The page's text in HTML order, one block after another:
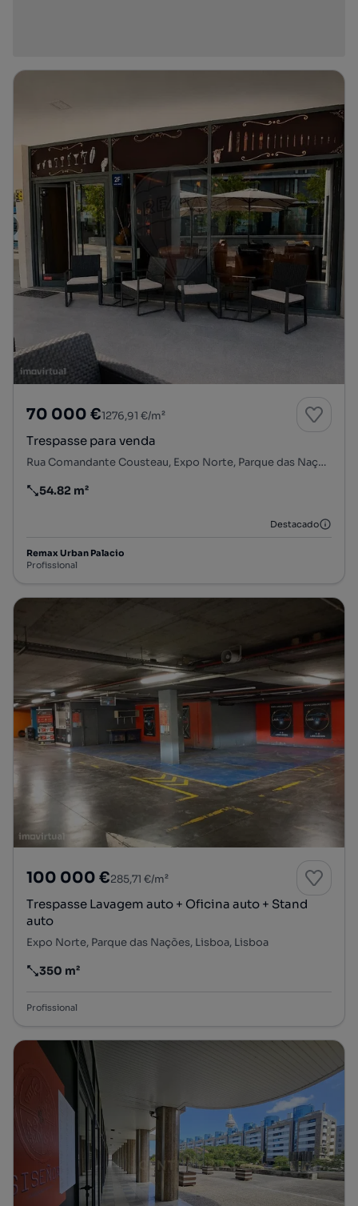
70 000 €1276,91 €/m²
Trespasse para venda
Rua Comandante Cousteau, Expo Norte, Parque das Nações, Lisboa, Lisboa
Preço por metro quadrado
54.82 m²
Destacado
Remax Urban Palacio
Profissional
100 000 €285,71 €/m²
Trespasse Lavagem auto + Oficina auto + Stand
auto
Expo Norte, Parque das Nações, Lisboa, Lisboa
Preço por metro quadrado
350 m²
Profissional